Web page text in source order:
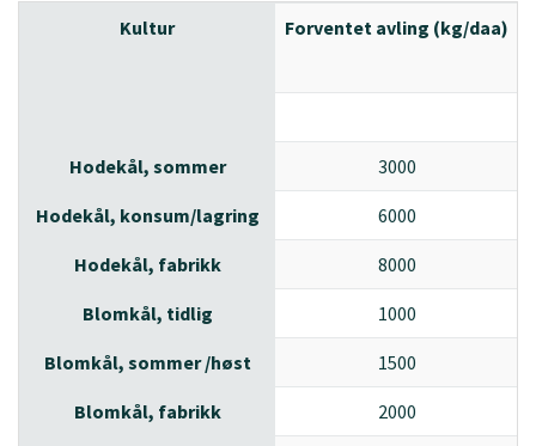
Kultur Forventet avling (kg/daa)
Hodekål, sommer 3000
Hodekål, konsum/lagring 6000
Hodekål, fabrikk 8000
Blomkål, tidlig 1000
Blomkål, sommer /høst 1500
Blomkål, fabrikk 2000